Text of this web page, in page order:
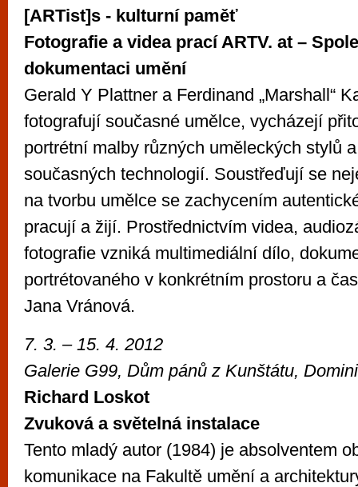
[ARTist]s - kulturní paměť
Fotografie a videa prací ARTV. at –
dokumentaci umění
Gerald Y Plattner a Ferdinand „Marshall“
fotografují současné umělce, vycházejí
portrétní malby různých uměleckých stylů
současných technologií. Soustřeďují se
na tvorbu umělce se zachycením
pracují a žijí. Prostřednictvím videa,
fotografie vzniká multimediální dílo,
portrétovaného v konkrétním prostoru a
Jana Vránová.
7. 3. – 15. 4. 2012
Galerie G99, Dům pánů z Kunštátu,
Richard Loskot
Zvuková a světelná instalace
Tento mladý autor (1984) je absolventem
komunikace na Fakultě umění a